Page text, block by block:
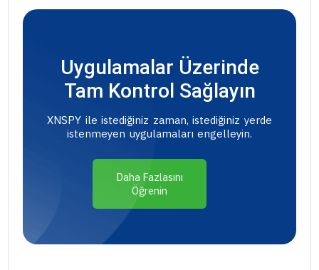
Uygulamalar Üzerinde
Tam Kontrol Sağlayın
XNSPY ile istediğiniz zaman, istediğiniz yerde
istenmeyen uygulamaları engelleyin.
Daha Fazlasını
Öğrenin